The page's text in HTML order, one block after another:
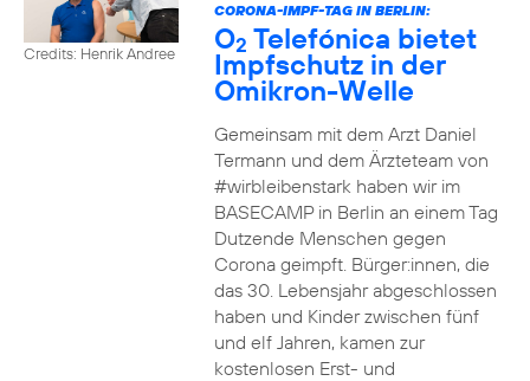
Credits: Henrik Andree
CORONA-IMPF-TAG IN BERLIN:
O2 Telefónica bietet
Impfschutz in der
Omikron-Welle
Gemeinsam mit dem Arzt Daniel
Termann und dem Ärzteteam von
#wirbleibenstark haben wir im
BASECAMP in Berlin an einem Tag
Dutzende Menschen gegen
Corona geimpft. Bürger:innen, die
das 30. Lebensjahr abgeschlossen
haben und Kinder zwischen fünf
und elf Jahren, kamen zur
kostenlosen Erst- und